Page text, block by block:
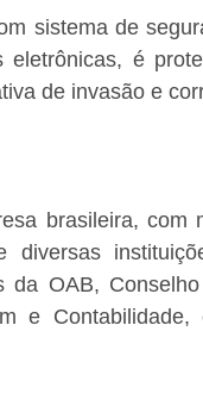
sistema de
eletrônicas, é
de invasão e
brasileira,
diversas
da OAB,
e